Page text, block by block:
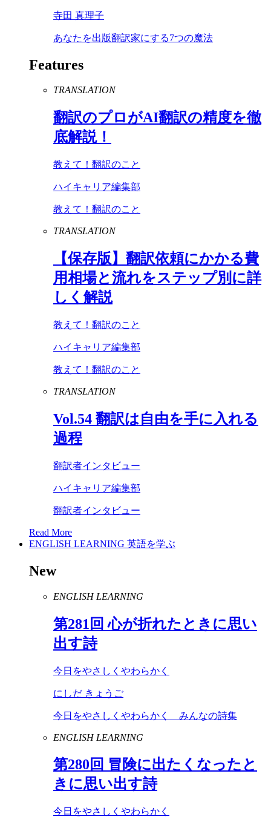
寺田 真理子
あなたを出版翻訳家にする7つの魔法
Features
TRANSLATION
翻訳のプロがAI翻訳の精度を徹
底解説！
教えて！翻訳のこと
ハイキャリア編集部
教えて！翻訳のこと
TRANSLATION
【保存版】翻訳依頼にかかる費
用相場と流れをステップ別に詳
しく解説
教えて！翻訳のこと
ハイキャリア編集部
教えて！翻訳のこと
TRANSLATION
Vol.54 翻訳は自由を手に入れる
過程
翻訳者インタビュー
ハイキャリア編集部
翻訳者インタビュー
Read More
ENGLISH LEARNING 英語を学ぶ
New
ENGLISH LEARNING
第281 回 心が折れたときに思い
出す詩
今日をやさしくやわらかく
にしだ きょうご
今日をやさしくやわらかく みんなの詩集
ENGLISH LEARNING
第280回 冒険に出たくなったと
きに思い出す詩
今日をやさしくやわらかく